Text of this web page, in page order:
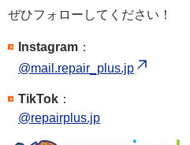
ぜひフォローしてください！
Instagram ：
@mail.repair_plus.jp
TikTok ：
@repairplus.jp